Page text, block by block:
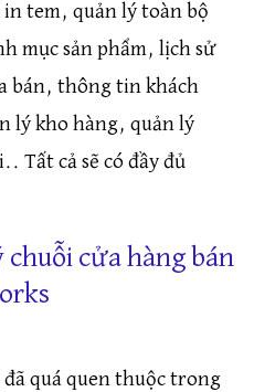
tem, quản lý toàn bộ
mục sản phẩm, lịch sử
bán, thông tin khách
lý kho hàng, quản lý
Tất cả sẽ có đầy đủ
chuỗi cửa hàng bán
quá quen thuộc trong